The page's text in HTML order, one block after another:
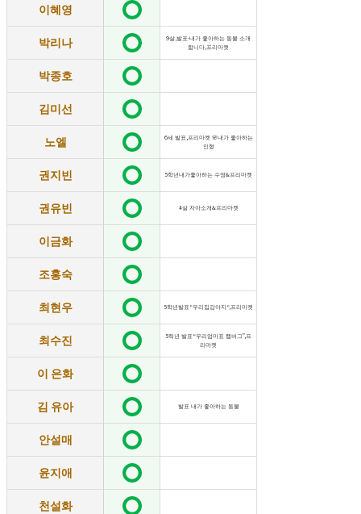
이혜영
박리나
9살,발표-내가 좋아하는 동물 소개
합니다,프리마켓
박종호
김미선
노엘
6세 발표,프리마켓 🌸내가 좋아하는
인형
권지빈 5학년내가좋아하는 수영&프리마켓
권유빈 4살 자아소개&프리마켓
이금화
조홍숙
최현우 5학년발표“우리집강아지“,프리마켓
최수진
5헉년 발표“우리엄마표 햄버그”,프
리마켓
이 은화
김 유아 발표 내가 좋아하는 동물
안설매
윤지애
천설화